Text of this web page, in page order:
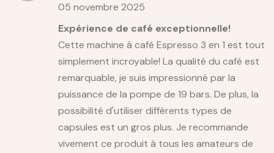
05 novembre 2025
Expérience de café exceptionnelle!
Cette machine à café Espresso 3 en 1 est tout
simplement incroyable! La qualité du café est
remarquable, je suis impressionné par la
puissance de la pompe de 19 bars. De plus, la
possibilité d'utiliser différents types de
capsules est un gros plus. Je recommande
vivement ce produit à tous les amateurs de